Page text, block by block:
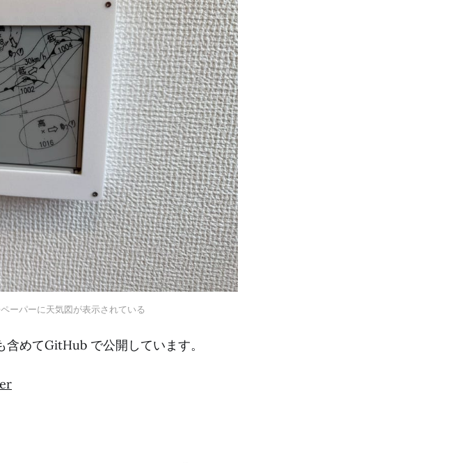
ーパーに天気図が表示されている
めてGitHub で公開しています。